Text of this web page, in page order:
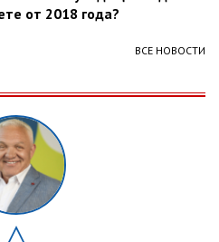
от 2018 года?
ВСЕ НОВОСТИ